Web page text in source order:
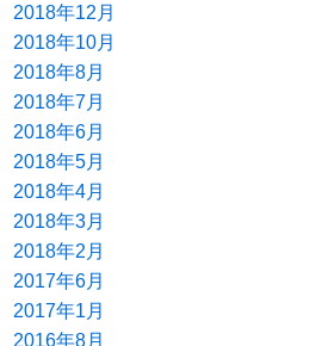
2018年12月
2018年10月
2018年8月
2018年7月
2018年6月
2018年5月
2018年4月
2018年3月
2018年2月
2017年6月
2017年1月
2016年8月